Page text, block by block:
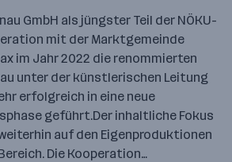
GmbH als jüngster Teil der NÖKU-
mit der Marktgemeinde
im Jahr 2022 die renommierten
unter der künstlerischen Leitung
erfolgreich in eine neue
geführt.Der inhaltliche Fokus
auf den Eigenproduktionen
Die Kooperation…